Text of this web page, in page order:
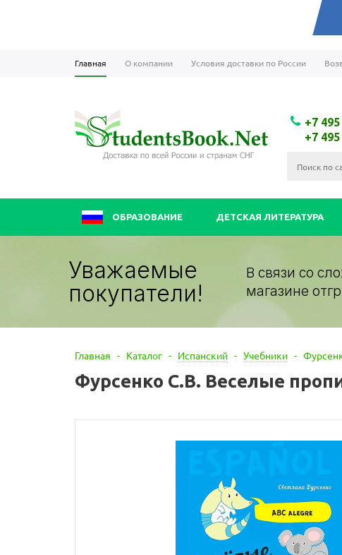
Главная О компании Условия доставки по России
+7
+7
ОБРАЗОВАНИЕ ДЕТСКАЯ ЛИТЕРАТУРА
Уважаемые
покупатели!
В связи со
магазине
Главная - Каталог - Испанский - Учебники -
Фурсенко С.В. Веселые